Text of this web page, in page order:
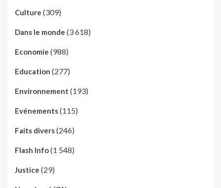
Culture (309)
Dans le monde (3 618)
Economie (988)
Education (277)
Environnement (193)
Evénements(115)
Faits divers(246)
Flash Info(1 548)
Justice (29)